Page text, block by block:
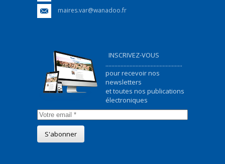
maires.var@wanadoo.fr
INSCRIVEZ-VOUS
...................................................
pour recevoir nos
newsletters
et toutes nos publications
électroniques